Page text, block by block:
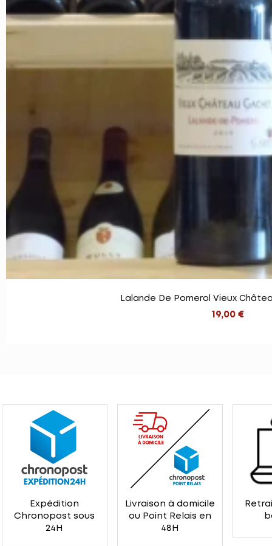
Lalande De Pomerol Vieux
19,00 €
Expédition
Chronopost sous
24H
Livraison à domicile
ou Point Relais en
48H